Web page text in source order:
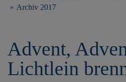
Archiv 2017
Advent,
Lichtlein